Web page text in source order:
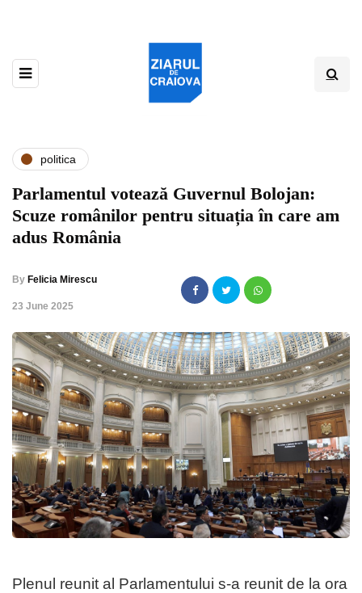
politica
Parlamentul votează Guvernul Bolojan:
Scuze românilor pentru situația în care am
adus România
By Felicia Mirescu
,23 June 2025
Plenul reunit al Parlamentului s-a reunit de la ora